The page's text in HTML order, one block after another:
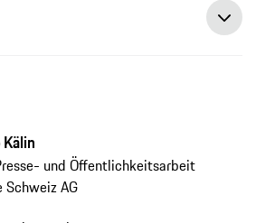
und Öffentlichkeitsarbeit
Schweiz AG